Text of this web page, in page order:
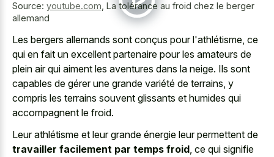
Source: youtube.com La tolérance au froid chez le berger
allemand
Les bergers allemands sont conçus pour l'athlétisme, ce
qui en fait un excellent partenaire pour les amateurs de
plein air qui aiment les aventures dans la neige. Ils sont
capables de gérer une grande variété de terrains, y
compris les terrains souvent glissants et humides qui
accompagnent le froid.
Leur athlétisme et leur grande énergie leur permettent de
travailler facilement par temps froid, ce qui signifie